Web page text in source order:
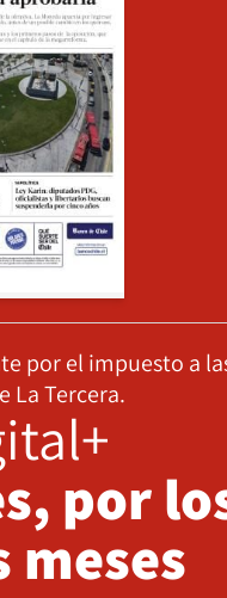
por el impuesto a
La Tercera.
por